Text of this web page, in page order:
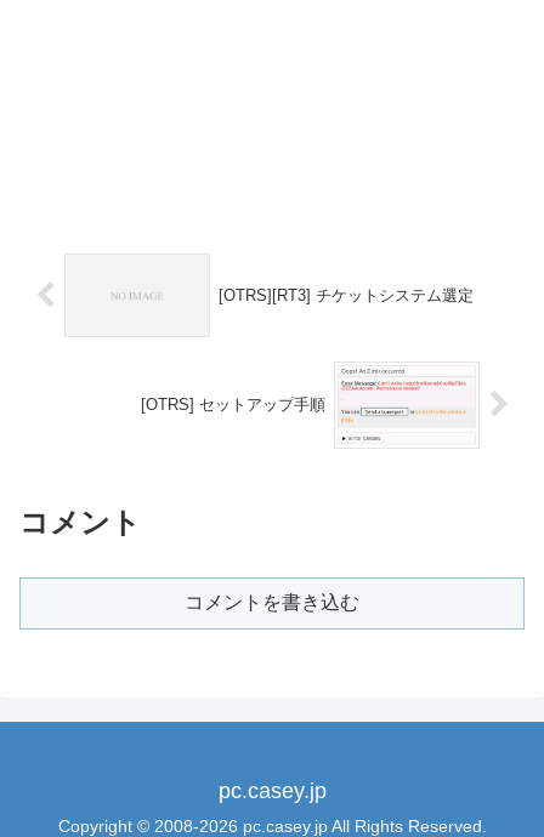
[OTRS][RT3] チケットシステム選定
[OTRS] セットアップ手順
コメント
コメントを書き込む
pc.casey.jp
Copyright © 2008-2026 pc.casey.jp All Rights Reserved.